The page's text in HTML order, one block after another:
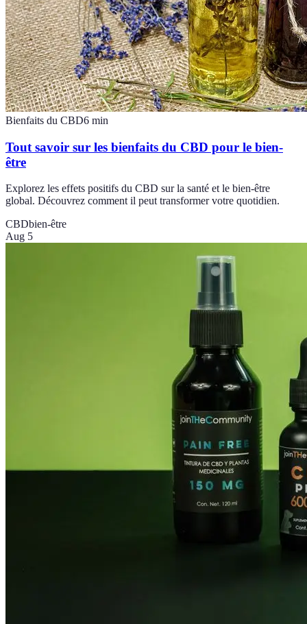
Bienfaits du CBD6 min
Tout savoir sur les bienfaits du CBD pour le bien-
être
Explorez les effets positifs du CBD sur la santé et le bien-être
global. Découvrez comment il peut transformer votre quotidien.
CBDbien-être
Aug 5